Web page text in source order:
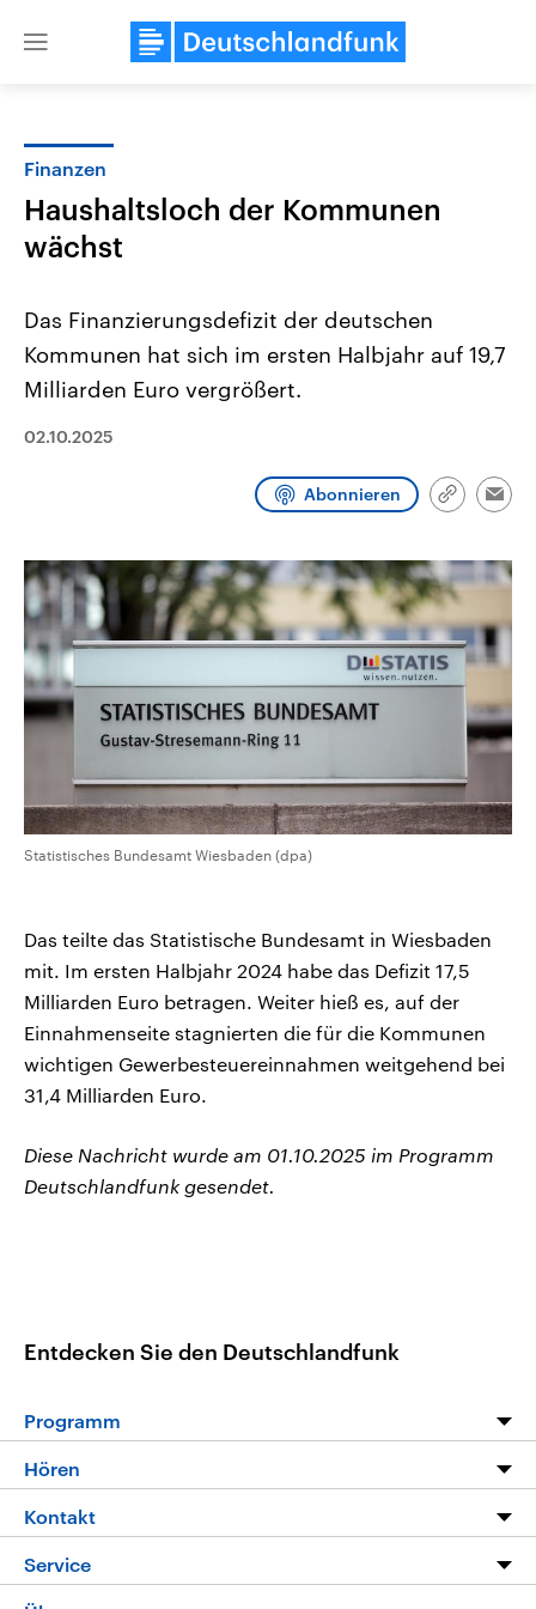
Close
2026
September 2026 einen neuen
Umfragen, Prognosen,
Wahlprogramme, aktuelle Berichte
und Hintergründe zu den Parteien
und Kandidaten der anstehenden
Wahl.
Wirtschaftlich und
gehören die Vereinigten
den mächtigsten Ländern
Sendungen Programm Podcasts
Audio-Archiv
Finanzen
Haushaltsloch der Kommunen
wächst
Das Finanzierungsdefizit der deutschen
Kommunen hat sich im ersten Halbjahr auf 19,7
Milliarden Euro vergrößert.
02.10.2025
Abonnieren
Link
Statistisches Bundesamt Wiesbaden (dpa)
Das teilte das Statistische Bundesamt in Wiesbaden
mit. Im ersten Halbjahr 2024 habe das Defizit 17,5
Milliarden Euro betragen. Weiter hieß es, auf der
Einnahmenseite stagnierten die für die Kommunen
wichtigen Gewerbesteuereinnahmen weitgehend bei
31,4 Milliarden Euro.
Diese Nachricht wurde am 01.10.2025 im Programm
Deutschlandfunk gesendet.
Entdecken Sie den Deutschlandfunk
Programm
Programm
Die Nachrichten
Nachrichtenleicht
Hören
Livestream
Podcasts
Kontakt
Hörerservice
Service